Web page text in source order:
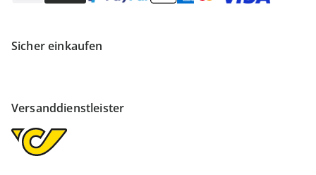
Sicher einkaufen
Versanddienstleister